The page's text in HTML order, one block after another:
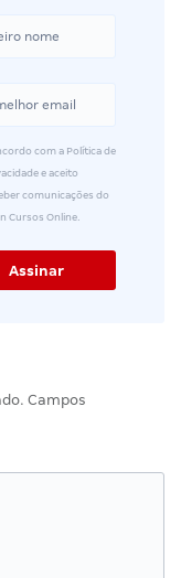
com a Política de
e aceito
comunicações do
Cursos Online.
Campos